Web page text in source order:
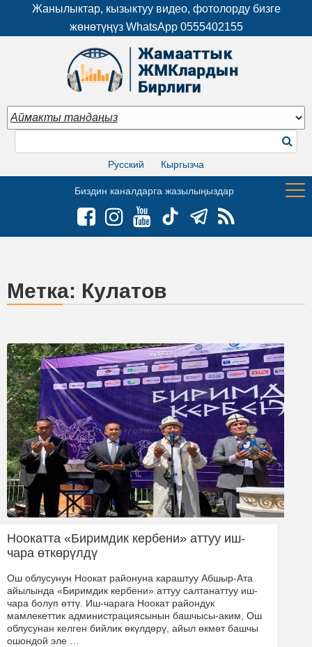
Жанылыктар, кызыктуу видео, фотолорду бизге
жөнөтүңүз WhatsApp 0555402155
Русский Кыргызча
Биздин каналдарга жазылыңыздар
Метка: Кулатов
Ноокатта «Биримдик кербени» аттуу иш-
чара өткөрүлдү
Ош облусунун Ноокат районуна караштуу Абшыр-Ата
айылында «Биримдик кербени» аттуу салтанаттуу иш-
чара болуп өттү. Иш-чарага Ноокат райондук
мамлекеттик администрациясынын башчысы-аким, Ош
облусунан келген бийлик өкүлдөрү, айыл өкмөт башчы
ошондой эле …